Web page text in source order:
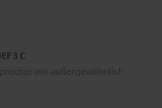
3 C
mit außergewöhnlich